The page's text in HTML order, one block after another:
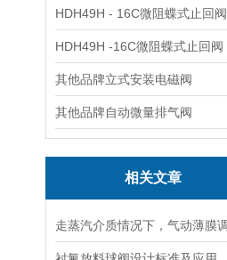
HDH49H - 16C微阻蝶式止回阀
HDH49H -16C微阻蝶式止回阀
其他品牌立式安装电磁阀
其他品牌自动微量排气阀
相关文章